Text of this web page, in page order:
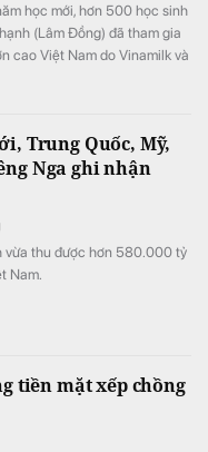
học mới, hơn 500 học sinh
(Lâm Đồng) đã tham gia
cao Việt Nam do Vinamilk và
Trung Quốc, Mỹ,
Nga ghi nhận
vừa thu được hơn 580.000 tỷ
Nam.
tiền mặt xếp chồng